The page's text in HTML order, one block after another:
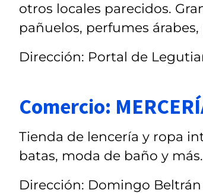
otros locales parecidos.
pañuelos, perfumes
Dirección: Portal de
Comercio:
Tienda de lencería y ropa
batas, moda de baño y más.
Dirección: Domingo